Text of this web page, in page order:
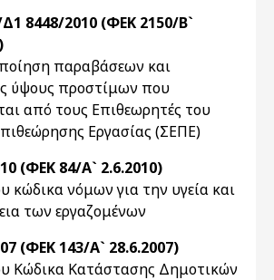
8448/2010 (ΦΕΚ 2150/Β`
παραβάσεων και
ύψους προστίμων που
από τους Επιθεωρητές του
Εργασίας (ΣΕΠΕ)
(ΦΕΚ 84/Α` 2.6.2010)
κώδικα νόμων για την υγεία και
των εργαζομένων
(ΦΕΚ 143/Α` 28.6.2007)
Κώδικα Κατάστασης Δημοτικών